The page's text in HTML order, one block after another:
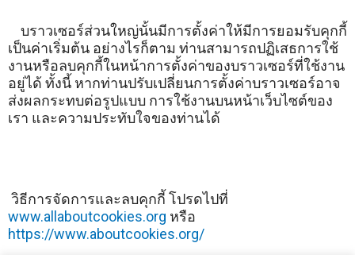
บราวเซอร์ส่วนใหญ่นั้นมีการตั้งค่าให้มีการยอมรับคุกกี้
เป็นค่าเริ่มต้น อย่างไรก็ตาม ท่านสามารถปฏิเสธการใช้
งานหรือลบคุกกี้ในหน้าการตั้งค่าของบราวเซอร์ที่ใช้งาน
อยู่ได้ ทั้งนี้ หากท่านปรับเปลี่ยนการตั้งค่าบราวเซอร์อาจ
ส่งผลกระทบต่อรูปแบบ การใช้งานบนหน้าเว็บไซต์ของ
เรา และความประทับใจของท่านได้
วิธีการจัดการและลบคุกกี้ โปรดไปที่
www.allaboutcookies.org หรือ
https://www.aboutcookies.org/